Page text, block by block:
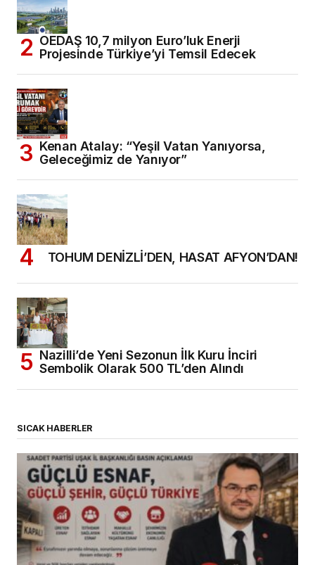
OEDAŞ 10,7 milyon Euro’luk Enerji
Projesinde Türkiye’yi Temsil Edecek
Kenan Atalay: “Yeşil Vatan Yanıyorsa,
Geleceğimiz de Yanıyor”
TOHUM DENİZLİ’DEN, HASAT AFYON’DAN!
Nazilli’de Yeni Sezonun İlk Kuru İnciri
Sembolik Olarak 500 TL’den Alındı
SICAK HABERLER